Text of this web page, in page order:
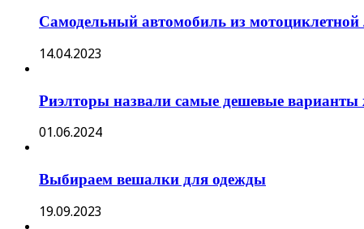
Самодельный автомобиль из
14.04.2023
Риэлторы назвали самые дешевые
01.06.2024
Выбираем вешалки для одежды
19.09.2023